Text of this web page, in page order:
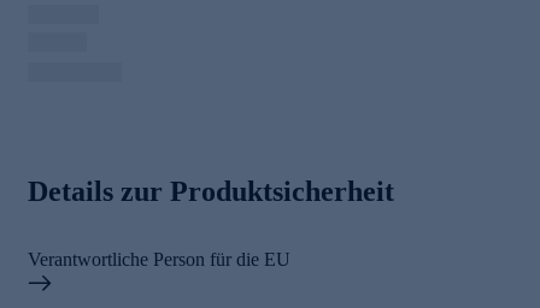
Details zur Produktsicherheit
Verantwortliche Person für die EU